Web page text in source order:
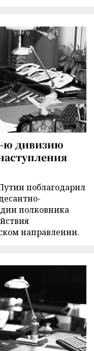
ю дивизию
поблагодарил
полковника
направлении.